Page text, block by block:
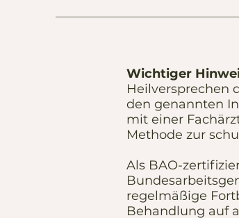
Wichtiger
Heilversprechen
den genannten
mit einer
Methode zur
Als BAO-
regelmäßige
Behandlung auf